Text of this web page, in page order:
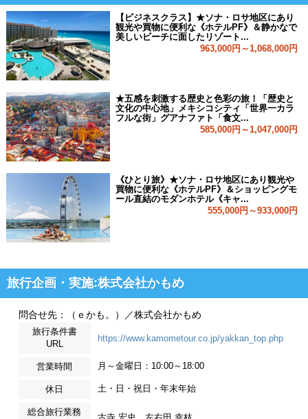
【ビジネスクラス】★ソナ・ロサ地区にあり
観光や買物に便利な《ホテルPF》＆静かなで
美しいビーチに面したリゾート...
963,000円～1,068,000円
★五感を刺激する歴史と色彩の旅！「歴史と
文化の中心地」メキシコシティ「世界一カラ
フルな街」グアナファト「食文...
585,000円～1,047,000円
《ひとり旅》★ソナ・ロサ地区にあり観光や
買物に便利な《ホテルPF》＆ショッピングモ
ール直結のモダンホテル《キャ...
555,000円～933,000円
旅行企画・実施:株式会社かもめ
問合せ先：（ｅかも。）／株式会社かもめ
旅行条件書
URL
https://www.kamometour.co.jp/yakkan_top.php
営業時間 月～金曜日：10:00～18:00
休日 土・日・祝日・年末年始
総合旅行業務